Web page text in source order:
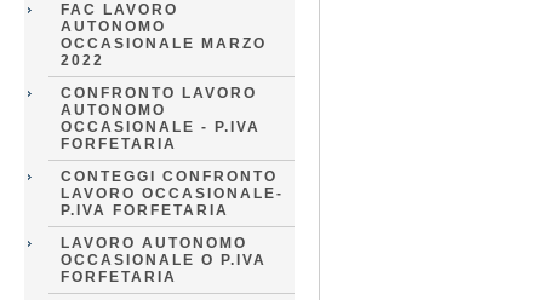
FAC LAVORO
AUTONOMO
OCCASIONALE MARZO
2022
CONFRONTO LAVORO
AUTONOMO
OCCASIONALE - P.IVA
FORFETARIA
CONTEGGI CONFRONTO
LAVORO OCCASIONALE-
P.IVA FORFETARIA
LAVORO AUTONOMO
OCCASIONALE O P.IVA
FORFETARIA